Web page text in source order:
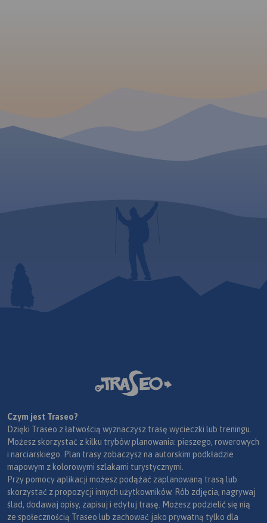
Czym jest Traseo?
Dzięki Traseo z łatwością wyznaczysz trasę wycieczki lub treningu.
Możesz skorzystać z kilku trybów planowania: pieszego, rowerowych
i narciarskiego. Plan trasy zobaczysz na autorskim podkładzie
mapowym z kolorowymi szlakami turystycznymi.
Przy pomocy aplikacji możesz podążać zaplanowaną trasą lub
skorzystać z propozycji innych użytkowników. Rób zdjęcia, nagrywaj
ślad, dodawaj opisy, zapisuj i edytuj trasę. Możesz podzielić się nią
ze społecznością Traseo lub zachować jako prywatną tylko dla